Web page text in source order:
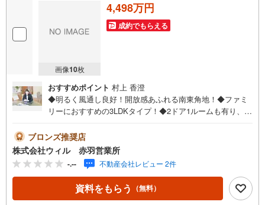
画像10枚
4,498万円
成約でもらえる
おすすめポイント 村上 香澄
◆明るく風通し良好！開放感あふれる南東角地！◆ファミ
リーにおすすめの3LDKタイプ！◆2ドア1ルームも有り、ラ
きで、すっきりとしたお住まいを実現！◆ベビーカーも収
納できるSICもございます！◆食洗機や浴室乾燥機を完
備！暮らす人を考えた設備仕様◆不在時でも荷物の受け取
りに便利な宅配ボックスを完備◆カースペース2台分を確
保！来客時にも便利◆前面道路は幅員約6mと広くお車の出
し入れもしやすい立地！◆「木曽呂小学校」まで徒歩約11
ブロンズ推奨店
株式会社ウィル 赤羽営業所
-.-- 不動産会社レビュー 2件
資料をもらう （無料）